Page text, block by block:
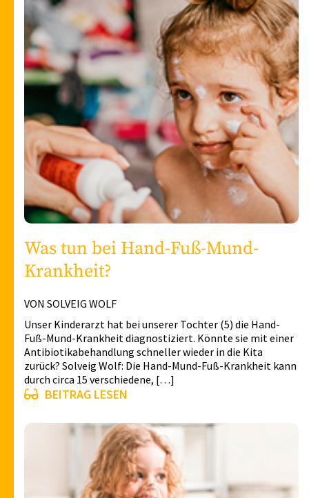
Was tun bei Hand-Fuß-Mund-
Krankheit?
VON SOLVEIG WOLF
Unser Kinderarzt hat bei unserer Tochter (5) die Hand-
Fuß-Mund-Krankheit diagnostiziert. Könnte sie mit einer
Antibiotikabehandlung schneller wieder in die Kita
zurück? Solveig Wolf: Die Hand-Mund-Fuß-Krankheit kann
durch circa 15 verschiedene, […]
BEITRAG LESEN